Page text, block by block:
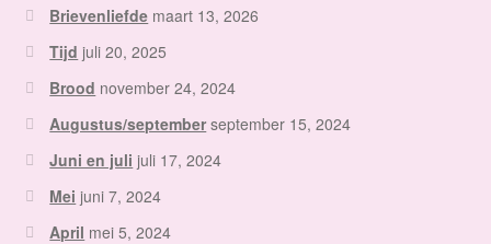
Brievenliefde maart 13, 2026
Tijd juli 20, 2025
Brood november 24, 2024
Augustus/september september 15, 2024
Juni en juli juli 17, 2024
Mei juni 7, 2024
April mei 5, 2024